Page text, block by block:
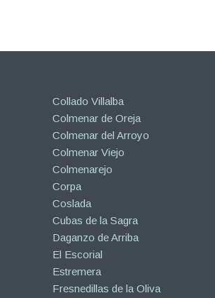
Collado Villalba
Colmenar de Oreja
Colmenar del Arroyo
Colmenar Viejo
Colmenarejo
Corpa
Coslada
Cubas de la Sagra
Daganzo de Arriba
El Escorial
Estremera
Fresnedillas de la Oliva